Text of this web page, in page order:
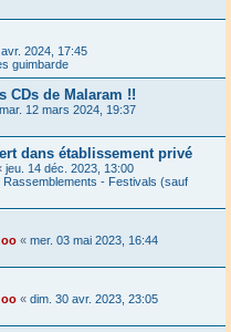
2024, 17:45
guimbarde
CDs de Malaram !!
mar. 12 mars 2024, 19:37
dans établissement privé
jeu. 14 déc. 2023, 13:00
- Festivals (sauf
« mer. 03 mai 2023, 16:44
« dim. 30 avr. 2023, 23:05